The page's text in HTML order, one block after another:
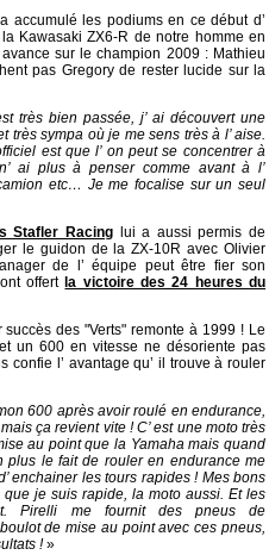
accumulé les podiums en ce début d’
Kawasaki ZX6-R de notre homme en
sur le champion 2009 : Mathieu
pas Gregory de rester lucide sur la
très bien passée, j’ ai découvert une
très sympa où je me sens très à l’ aise.
est que l’ on peut se concentrer à
ai plus à penser comme avant à l’
etc… Je me focalise sur un seul
Stafler Racinglui a aussi permis de
le guidon de la ZX-10R avec Olivier
de l’ équipe peut être fier son
offert la victoire des 24 heures du
des "Verts" remonte à 1999 ! Le
un 600 en vitesse ne désoriente pas
confie l’ avantage qu’ il trouve à rouler
600 après avoir roulé en endurance,
ça revient vite ! C’ est une moto très
au point que la Yamaha mais quand
plus le fait de rouler en endurance me
enchainer les tours rapides ! Mes bons
je suis rapide, la moto aussi. Et les
Pirelli me fournit des pneus de
de mise au point avec ces pneus,
!»